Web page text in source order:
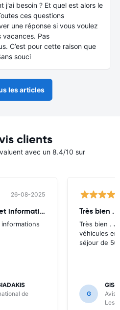
j'ai besoin ? Et quel est alors le
ces questions
une réponse si vous voulez
vacances. Pas
C’est pour cette raison que
souci
les articles
clients
avec un 8.4/10 sur
26-08-2025
Top, réponses rapides et informations
de
Très bien .
Très bien .
véhicules
séjour de 50
G
Avis